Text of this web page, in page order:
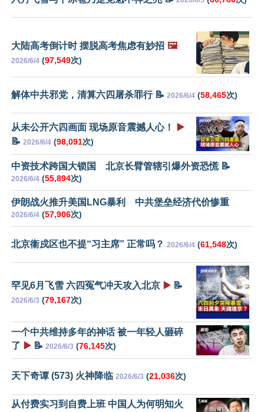
大陆高考倒计时 摆脱高考焦虑有妙招 🖼️
2026/6/4 (97,549次)
解体中共邪党，清算六四屠杀罪行 📝 2026/6/4 (58,465次)
从未公开六四画面 现场原音震撼人心！
▶️
📝 2026/6/4 (98,091次)
中资技术跨国大锁国 北京长臂管辖引爆外资恐慌 📝
2026/6/4 (55,894次)
伊朗战火推升美国LNG暴利 中共堡垒经济代价惨重
2026/6/4 (57,906次)
北京衞戍区也不提“习主席” 正常吗？ 2026/6/4 (61,548次)
罕见6月飞雪 六四冤气冲天攻入北京 ▶️ 📝
2026/6/3 (79,167次)
一个中共维持多年的神话 被一年轻人砸碎
了 ▶️ 📝 2026/6/3 (76,145次)
天下奇谭 (573) 火神降临 2026/6/3 (21,036次)
从付费实习到自费上班 中国人为何明知火